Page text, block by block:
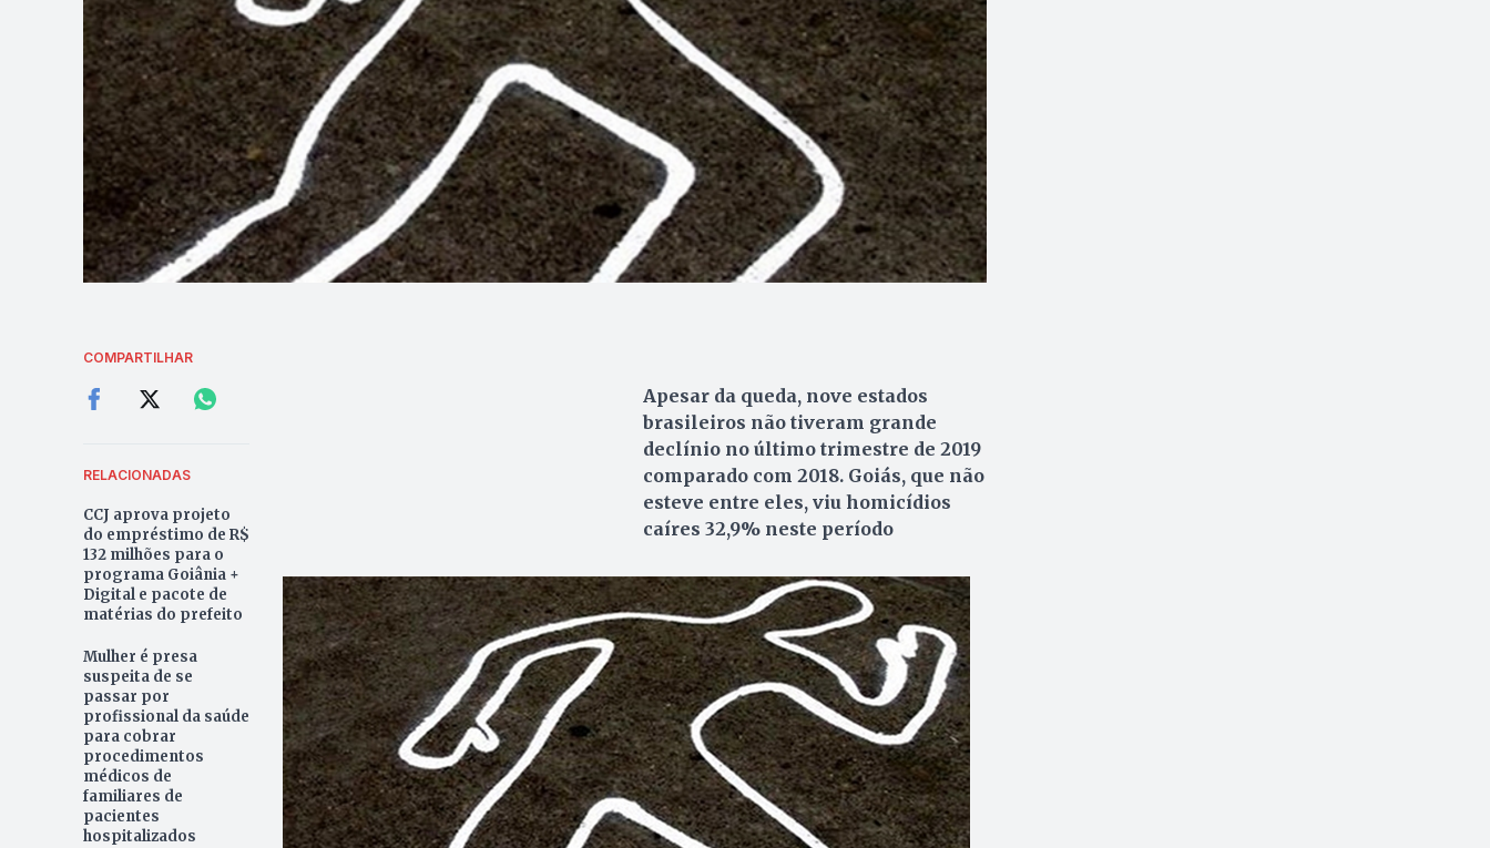
COMPARTILHAR
RELACIONADAS
CCJ aprova projeto
do empréstimo de R$
132 milhões para o
programa Goiânia +
Digital e pacote de
matérias do prefeito
Mulher é presa
suspeita de se
passar por
profissional da saúde
para cobrar
procedimentos
médicos de
familiares de
pacientes
hospitalizados
Apesar da queda, nove estados
brasileiros não tiveram grande
declínio no último trimestre de 2019
comparado com 2018. Goiás, que não
esteve entre eles, viu homicídios
caíres 32,9% neste período